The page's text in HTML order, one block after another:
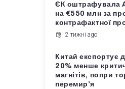
ЄК оштрафувала
на €550 млн за
контрафактної
2 тижні ago
Китай експортує
20% менше
магнітів, попри
перемир’я